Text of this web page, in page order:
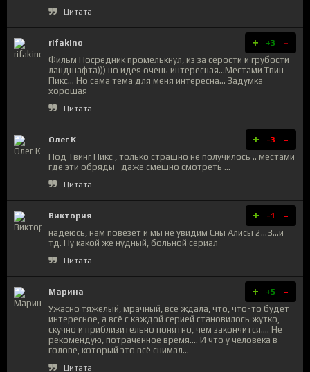
Цитата
rifakino + +3 -
Фильм Посредник промелькнул, из за серости и грубости
ландшафта))) но идея очень интересная...Местами Твин
Пикс... Но сама тема для меня интересна... Задумка
хорошая
Цитата
Олег К + -3 -
Под Твинг Пикс , только страшно не получилось .. местами
где эти обряды -даже смешно смотреть ...
Цитата
Виктория + -1 -
надеюсь, нам повезет и мы не увидим Сны Алисы 2...3...и
тд. Ну какой же нудный, больной сериал
Цитата
Марина + +5 -
Ужасно тяжёлый, мрачный, всё ждала, что, что-то будет
интересное, а всё с каждой серией становилось жутко,
скучно и приблизительно понятно, чем закончится.... Не
рекомендую, потраченное время.... И что у человека в
голове, который это всё снимал...
Цитата